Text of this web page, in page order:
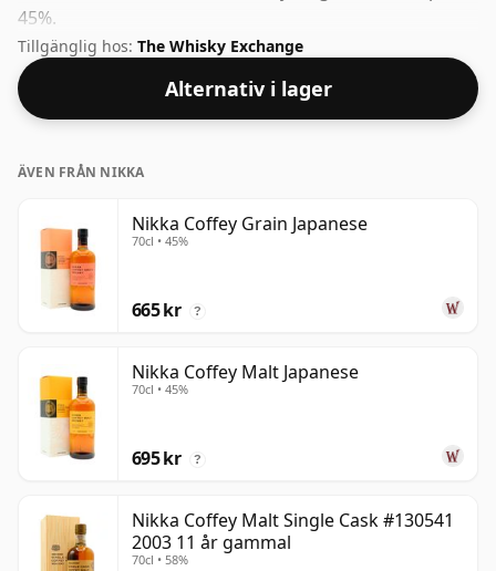
45%.
Tillgänglig hos: The Whisky Exchange
Alternativ i lager
ÄVEN FRÅN NIKKA
Nikka Coffey Grain Japanese
70cl • 45%
665 kr ?
Nikka Coffey Malt Japanese
70cl • 45%
695 kr ?
Nikka Coffey Malt Single Cask #130541
2003 11 år gammal
70cl • 58%